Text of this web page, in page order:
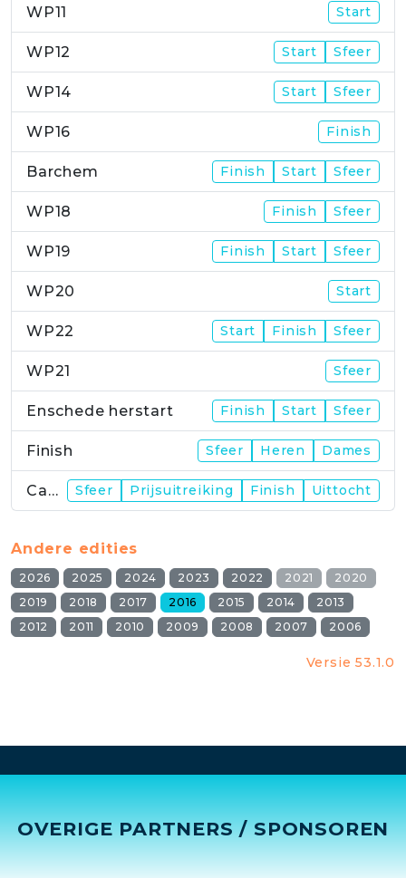
WP11 Start
WP12 Start Sfeer
WP14 Start Sfeer
WP16 Finish
Barchem Finish Start Sfeer
WP18 Finish Sfeer
WP19 Finish Start Sfeer
WP20 Start
WP22 Start Finish Sfeer
WP21 Sfeer
Enschede herstart Finish Start Sfeer
Finish Sfeer Heren Dames
Campus Sfeer Prijsuitreiking Finish Uittocht
Andere edities
2026 2025 2024 2023 2022 2021
2020
2019
2018 2017 2016 2015 2014
2013
2012
2011 2010 2009 2008 2007 2006
Versie 53.1.0
OVERIGE PARTNERS / SPONSOREN